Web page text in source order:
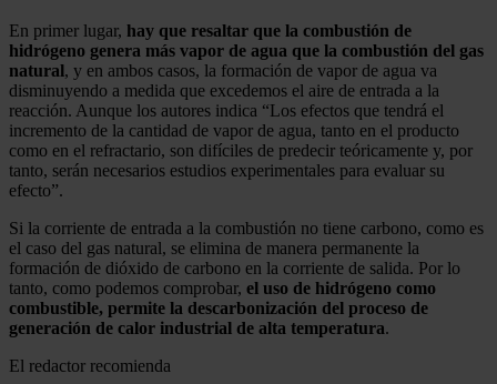
En primer lugar, hay que resaltar que la combustión de
hidrógeno genera más vapor de agua que la combustión del gas
natural, y en ambos casos, la formación de vapor de agua va
disminuyendo a medida que excedemos el aire de entrada a la
reacción. Aunque los autores indica “Los efectos que tendrá el
incremento de la cantidad de vapor de agua, tanto en el producto
como en el refractario, son difíciles de predecir teóricamente y, por
tanto, serán necesarios estudios experimentales para evaluar su
efecto”.
Si la corriente de entrada a la combustión no tiene carbono, como es
el caso del gas natural, se elimina de manera permanente la
formación de dióxido de carbono en la corriente de salida. Por lo
tanto, como podemos comprobar, el uso de hidrógeno como
combustible, permite la descarbonización del proceso de
generación de calor industrial de alta temperatura.
El redactor recomienda